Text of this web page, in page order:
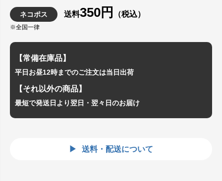
ネコポス 送料350円 （税込）
※全国一律
【常備在庫品】
平日お昼12時までのご注文は当日出荷
【それ以外の商品】
最短で発送日より翌日・翌々日のお届け
送料・配送について